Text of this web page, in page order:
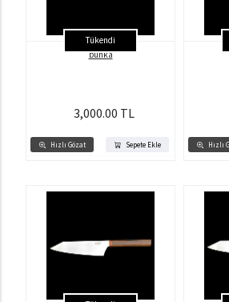
Tükendi
Hızlı Gözat Sepete Ekle
bunka
3,000.00 TL
Hızlı